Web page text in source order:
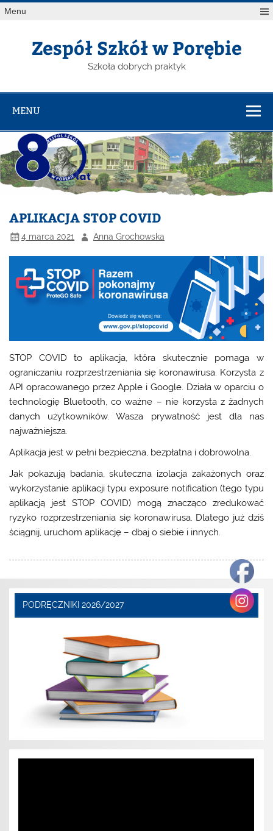
Menu
Zespół Szkół w Porębie
Szkoła dobrych praktyk
MENU
APLIKACJA STOP COVID
4 marca 2021 Anna Grochowska
STOP COVID to aplikacja, która skutecznie pomaga w
ograniczaniu rozprzestrzeniania się koronawirusa. Korzysta z
API opracowanego przez Apple i Google. Działa w oparciu o
technologię Bluetooth, co ważne – nie korzysta z żadnych
danych użytkowników. Wasza prywatność jest dla nas
najważniejsza.
Aplikacja jest w pełni bezpieczna, bezpłatna i dobrowolna.
Jak pokazują badania, skuteczna izolacja zakażonych oraz
wykorzystanie aplikacji typu exposure notification (tego typu
aplikacją jest STOP COVID) mogą znacząco zredukować
ryzyko rozprzestrzeniania się koronawirusa. Dlatego już dziś
ściągnij, uruchom aplikację – dbaj o siebie i innych.
PODRĘCZNIKI 2026/2027